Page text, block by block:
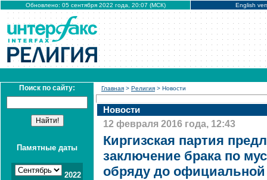
Обновлено: 05 сентября 2022 года, 20:07 (МСК) English
Поиск по сайту:
Памятные даты
2022
Главная > Религия > Новости
Новости
12 февраля 2016 года, 12:43
Киргизская партия
заключение брака по
обряду до официальной